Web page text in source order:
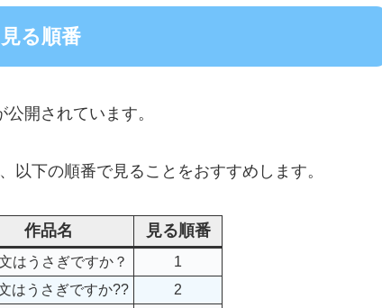
る順番
開されています。
以下の順番で見ることをおすすめします。
作品名 見る順番
はうさぎですか？
1
はうさぎですか?? 2